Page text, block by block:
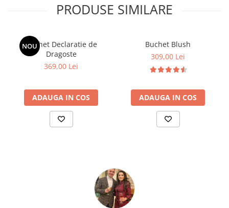
PRODUSE SIMILARE
NOU
Buchet Declaratie de
Dragoste
369,00 Lei
ADAUGA IN COS
Buchet Blush
309,00 Lei
ADAUGA IN COS